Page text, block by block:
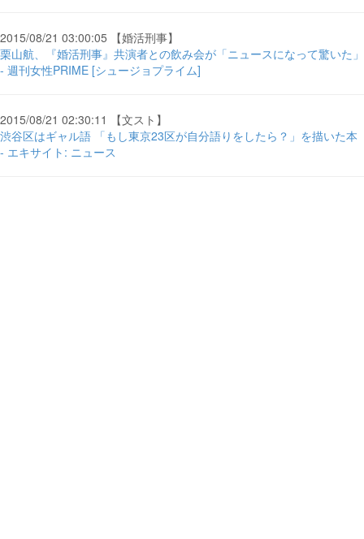
2015/08/21 03:00:05 【婚活刑事】
栗山航、『婚活刑事』共演者との飲み会が「ニュースになって驚いた」
- 週刊女性PRIME [シュージョプライム]
2015/08/21 02:30:11 【文スト】
渋谷区はギャル語 「もし東京23区が自分語りをしたら？」を描いた本
- エキサイト: ニュース